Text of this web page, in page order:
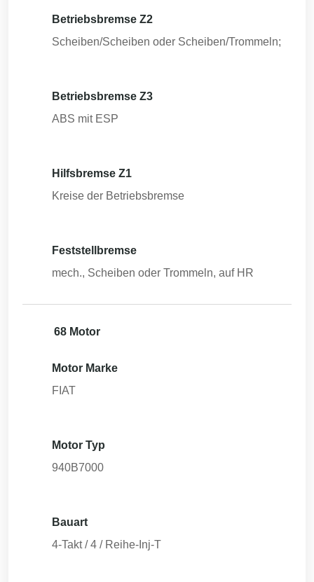
Betriebsbremse Z2
Scheiben/Scheiben oder Scheiben/Trommeln;
Betriebsbremse Z3
ABS mit ESP
Hilfsbremse Z1
Kreise der Betriebsbremse
Feststellbremse
mech., Scheiben oder Trommeln, auf HR
68 Motor
Motor Marke
FIAT
Motor Typ
940B7000
Bauart
4-Takt / 4 / Reihe-Inj-T